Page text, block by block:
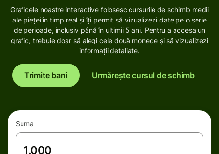
Graficele noastre interactive folosesc cursurile de schimb medii
ale pieței în timp real și îți permit să vizualizezi date pe o serie
de perioade, inclusiv până în ultimii 5 ani. Pentru a accesa un
grafic, trebuie doar să alegi cele două monede și să vizualizezi
informații detaliate.
Trimite bani Urmărește cursul de schimb
Suma